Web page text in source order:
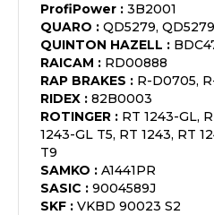
ProfiPower : 3B2001
QUARO : QD5279,
QUINTON HAZELL :
RAICAM : RD00888
RAP BRAKES : R-D0705,
RIDEX : 82B0003
ROTINGER : RT 1243-GL,
1243-GL T5, RT 1243, RT
T9
SAMKO : A1441PR
SASIC : 9004589J
SKF : VKBD 90023 S2